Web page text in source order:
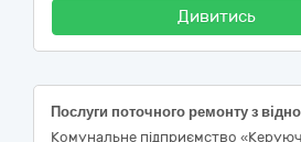
Дивитись
Комунальне підприємство